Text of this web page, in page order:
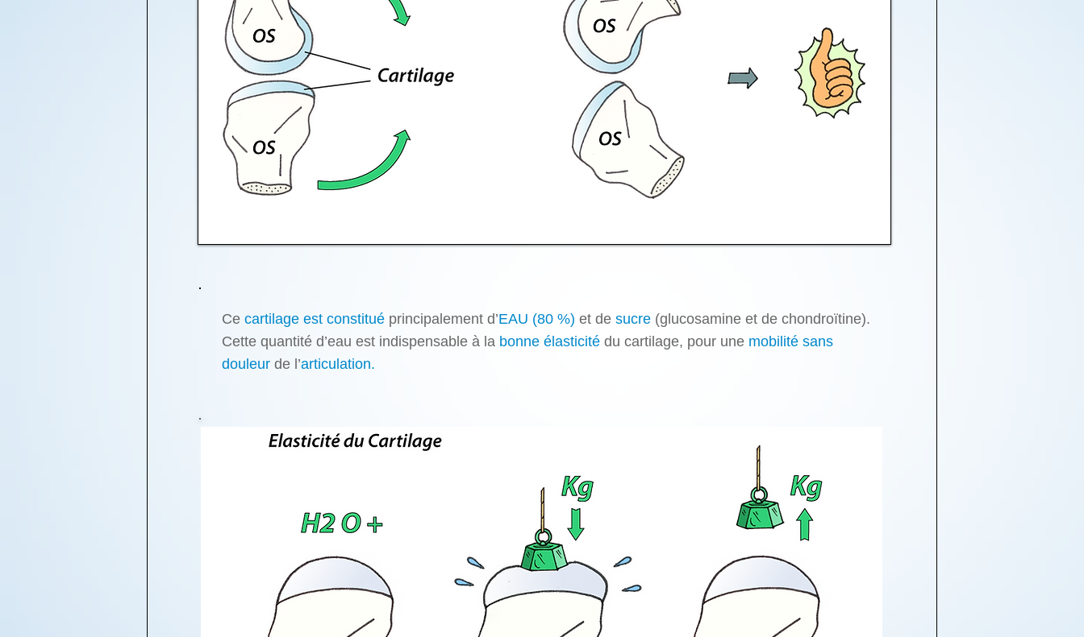
Ce cartilage est constitué principalement d’EAU (80 %) et de sucre (glucosamine et de chondroïtine).
Cette quantité d’eau est indispensable à la bonne élasticité du cartilage, pour une mobilité sans
douleur de l’articulation.